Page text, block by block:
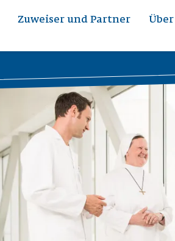
Zuweiser und Partner